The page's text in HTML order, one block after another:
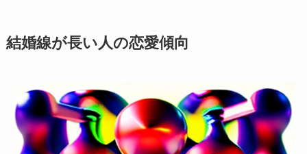
結婚線が長い人の恋愛傾向